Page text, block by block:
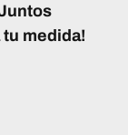
medida!